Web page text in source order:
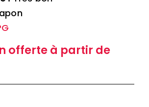
offerte à partir de